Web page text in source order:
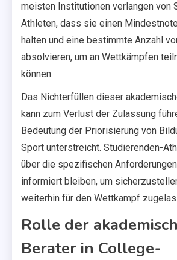
meisten Institutionen verlangen von
Athleten, dass sie einen
halten und eine bestimmte Anzahl
absolvieren, um an Wettkämpfen
können.
Das Nichterfüllen dieser
kann zum Verlust der Zulassung
Bedeutung der Priorisierung von
Sport unterstreicht. Studierenden-
über die spezifischen
informiert bleiben, um
weiterhin für den Wettkampf
Rolle der
Berater in College-